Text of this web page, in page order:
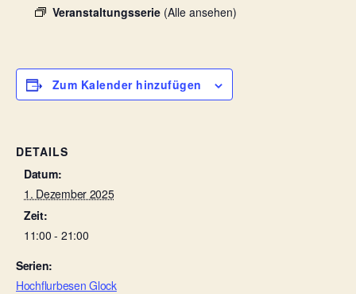
Veranstaltungsserie (Alle ansehen)
Zum Kalender hinzufügen
DETAILS
Datum:
1. Dezember 2025
Zeit:
11:00 - 21:00
Serien:
Hochflurbesen Glock